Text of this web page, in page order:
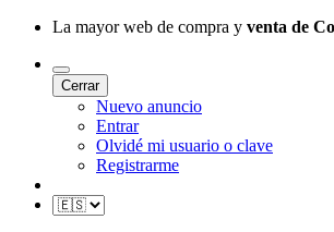
La mayor web de compra y venta de
Cerrar
Nuevo anuncio
Entrar
Olvidé mi usuario o clave
Registrarme